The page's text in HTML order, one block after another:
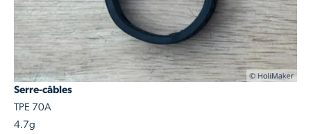
Serre-câbles
TPE 70A
4.7g